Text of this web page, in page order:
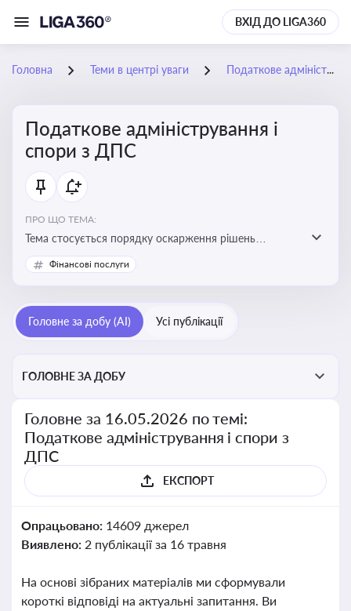
ВХІД ДО LIGA360
Головна Теми в центрі уваги Податкове адміністрування і спори з ДПС
Податкове адміністрування і
спори з ДПС
ПРО ЩО ТЕМА:
Тема стосується порядку оскарження рішень
податкових органів, що виникають внаслідок
податкових перевірок, та механізмів захисту прав
Фінансові послуги
Головне за добу (AI) Усі публікації
ГОЛОВНЕ ЗА ДОБУ
Головне за 16.05.2026 по темі:
Податкове адміністрування і спори з
ДПС
ЕКСПОРТ
Опрацьовано: 14609 джерел
Виявлено: 2 публікації за 16 травня
На основі зібраних матеріалів ми сформували
короткі відповіді на актуальні запитання. Ви